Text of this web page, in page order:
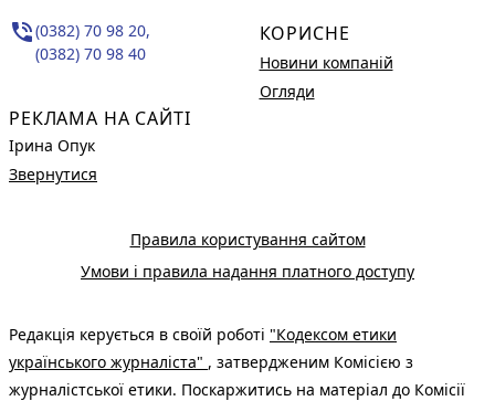
phone_in_talk(0382) 70 98 20,
(0382) 70 98 40
РЕКЛАМА НА САЙТІ
Ірина Опук
Звернутися
КОРИСНЕ
Новини компаній
Огляди
Правила користування сайтом
Умови і правила надання платного доступу
Редакція керується в своїй роботі "Кодексом етики
українського журналіста" , затвердженим Комісією з
журналістської етики. Поскаржитись на матеріал до Комісії